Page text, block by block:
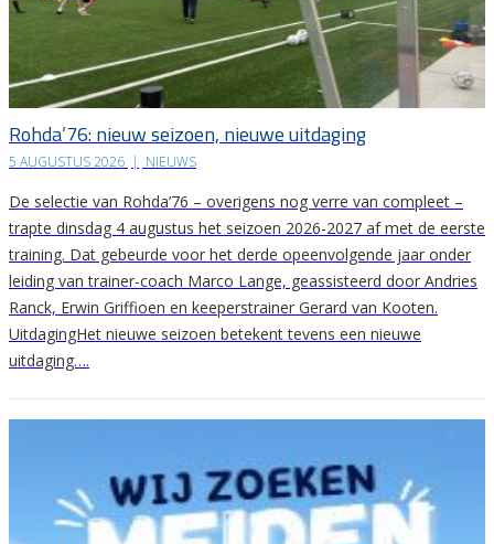
Rohda’76: nieuw seizoen, nieuwe uitdaging
5 AUGUSTUS 2026 | NIEUWS
De selectie van Rohda’76 – overigens nog verre van compleet –
trapte dinsdag 4 augustus het seizoen 2026-2027 af met de eerste
training. Dat gebeurde voor het derde opeenvolgende jaar onder
leiding van trainer-coach Marco Lange, geassisteerd door Andries
Ranck, Erwin Griffioen en keeperstrainer Gerard van Kooten.
UitdagingHet nieuwe seizoen betekent tevens een nieuwe
uitdaging….